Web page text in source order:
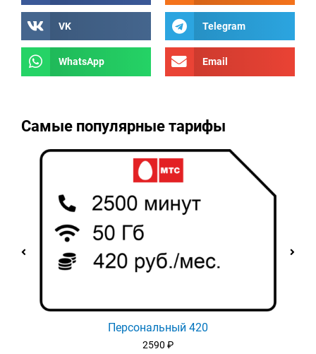
VK Telegram
WhatsApp Email
Самые популярные тарифы
Персональный 420
2590 ₽